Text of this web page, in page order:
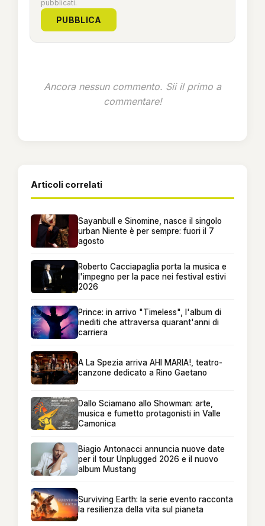
pubblicati.
PUBBLICA
Ancora nessun commento. Sii il primo a
commentare!
Articoli correlati
Sayanbull e Sinomine, nasce il singolo
urban Niente è per sempre: fuori il 7
agosto
Roberto Cacciapaglia porta la musica e
l'impegno per la pace nei festival estivi
2026
Prince: in arrivo "Timeless", l'album di
inediti che attraversa quarant'anni di
carriera
A La Spezia arriva AHI MARIA!, teatro-
canzone dedicato a Rino Gaetano
Dallo Sciamano allo Showman: arte,
musica e fumetto protagonisti in Valle
Camonica
Biagio Antonacci annuncia nuove date
per il tour Unplugged 2026 e il nuovo
album Mustang
Surviving Earth: la serie evento racconta
la resilienza della vita sul pianeta